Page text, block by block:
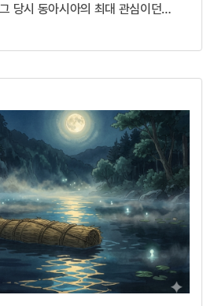
당시 동아시아의 최대 관심이던
다.고려 국왕의 불심과 하나 된
10월 거란은 40만 대군을 이끌고
서부터 온갖 수난을 겪으면서 왕위에
자 거란 침입...